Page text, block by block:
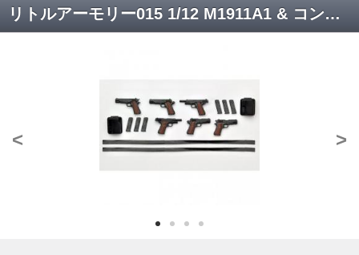
リトルアーモリー015 1/12 M1911A1 & コンバットコマンダータイプ
< >